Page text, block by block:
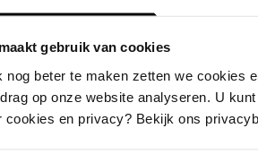
gebruik van cookies
nog beter te maken zetten we cookies
op onze website analyseren. U
cookies en privacy? Bekijk ons